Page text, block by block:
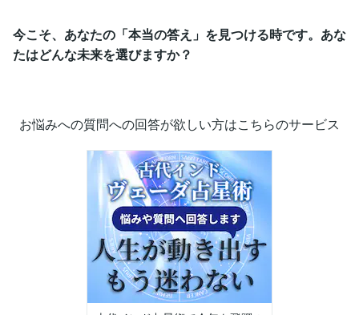
今こそ、あなたの「本当の答え」を見つける時です。あな
たはどんな未来を選びますか？
お悩みへの質問への回答が欲しい方はこちらのサービス